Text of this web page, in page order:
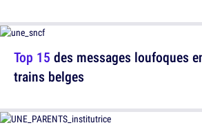
Top 15 des messages loufoques
trains belges